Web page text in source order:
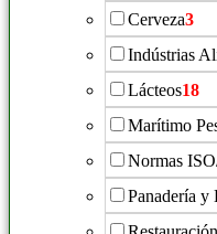
Cerveza3
Indústrias
Lácteos18
Marítimo
Normas
Panadería y